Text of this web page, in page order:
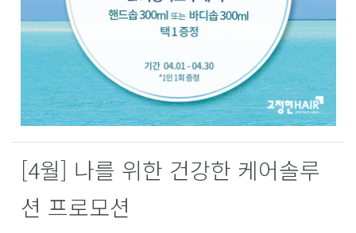
[4월] 나를 위한 건강한 케어솔루
션 프로모션